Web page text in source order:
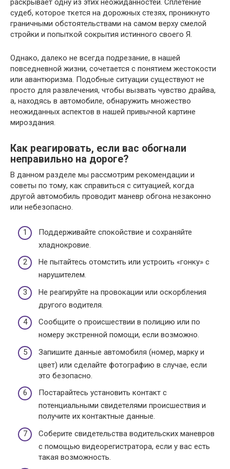
раскрывает одну из этих неожиданностей. Сплетение
судеб, которое ткется на дорожных стезях, проникнуто
граничными обстоятельствами на самом верху смелой
стройки и попыткой сокрытия истинного своего Я.
Однако, далеко не всегда подрезание, в нашей
повседневной жизни, сочетается с понятием жестокости
или авантюризма. Подобные ситуации существуют не
просто для развлечения, чтобы вызвать чувство драйва,
а, находясь в автомобиле, обнаружить множество
неожиданных аспектов в нашей привычной картине
мироздания.
Как реагировать, если вас обогнали
неправильно на дороге?
В данном разделе мы рассмотрим рекомендации и
советы по тому, как справиться с ситуацией, когда
другой автомобиль проводит маневр обгона незаконно
или небезопасно.
Поддерживайте спокойствие и сохраняйте
хладнокровие.
Не пытайтесь отомстить или устроить «гонку» с
нарушителем.
Не реагируйте на провокации или оскорбления
другого водителя.
Сообщите о происшествии в полицию или по
номеру экстренной помощи, если возможно.
Запишите данные автомобиля (номер, марку и
цвет) или сделайте фотографию в случае, если
это безопасно.
Постарайтесь установить контакт с
потенциальными свидетелями происшествия и
получите их контактные данные.
Соберите свидетельства водительских маневров
с помощью видеорегистратора, если у вас есть
такая возможность.